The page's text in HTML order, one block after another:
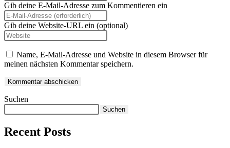
Gib deine E-Mail-Adresse zum Kommentieren ein
Gib deine Website-URL ein (optional)
Name, E-Mail-Adresse und Website in diesem Browser für
meinen nächsten Kommentar speichern.
Suchen
Suchen
Recent Posts